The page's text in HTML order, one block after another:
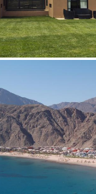
2010
2010